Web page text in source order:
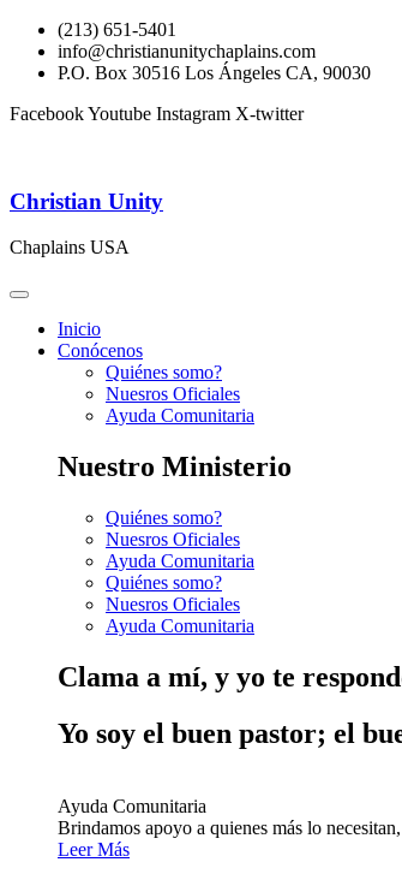
(213) 651-5401
info@christianunitychaplains.com
P.O. Box 30516 Los Ángeles CA, 90030
FacebookYoutube Instagram X-twitter
Christian Unity
Chaplains USA
Inicio
Conócenos
Quiénes somo?
Nuesros Oficiales
Ayuda Comunitaria
Nuestro Ministerio
Quiénes somo?
Nuesros Oficiales
Ayuda Comunitaria
Quiénes somo?
Nuesros Oficiales
Ayuda Comunitaria
Clama a mí, y yo te
Yo soy el buen pastor; el
Ayuda Comunitaria
Brindamos apoyo a quienes más lo
Leer Más